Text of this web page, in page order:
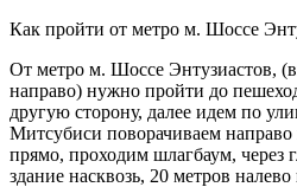
Как пройти от метро м. Шоссе
От метро м. Шоссе Энтузиастов,
направо) нужно пройти до
другую сторону, далее идем по
Митсубиси поворачиваем направо
прямо, проходим шлагбаум, через
здание насквозь, 20 метров